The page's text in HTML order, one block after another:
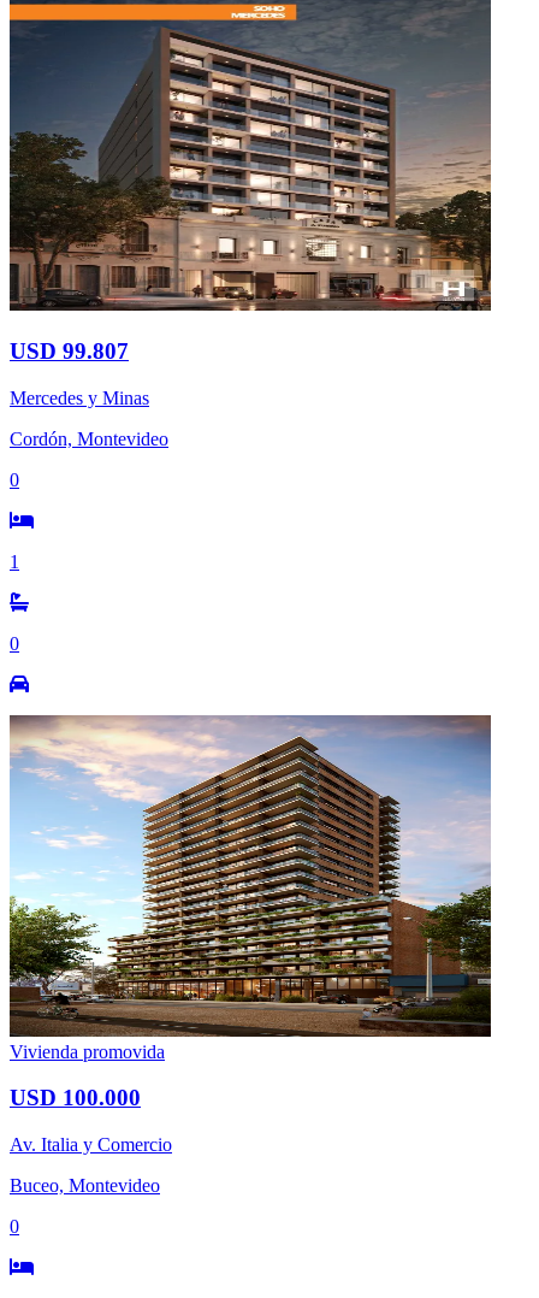
USD 99.807
Mercedes y Minas
Cordón, Montevideo
0
1
0
Vivienda promovida
USD 100.000
Av. Italia y Comercio
Buceo, Montevideo
0